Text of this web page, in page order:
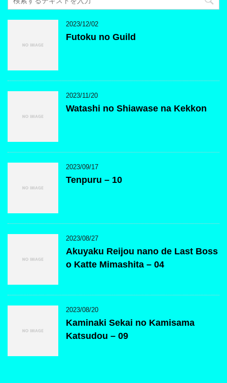
2023/12/02
Futoku no Guild
2023/11/20
Watashi no Shiawase na Kekkon
2023/09/17
Tenpuru – 10
2023/08/27
Akuyaku Reijou nano de Last Boss
o Katte Mimashita – 04
2023/08/20
Kaminaki Sekai no Kamisama
Katsudou – 09